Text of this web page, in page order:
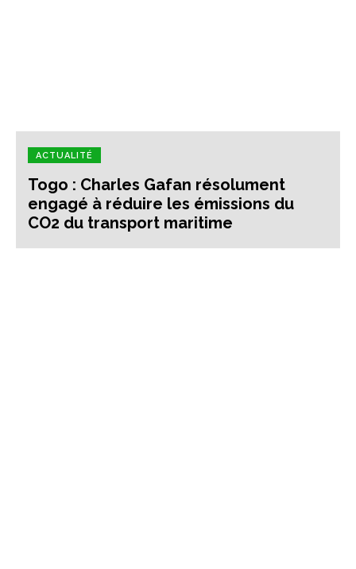
ACTUALITÉ
Togo : Charles Gafan résolument
engagé à réduire les émissions du
CO2 du transport maritime